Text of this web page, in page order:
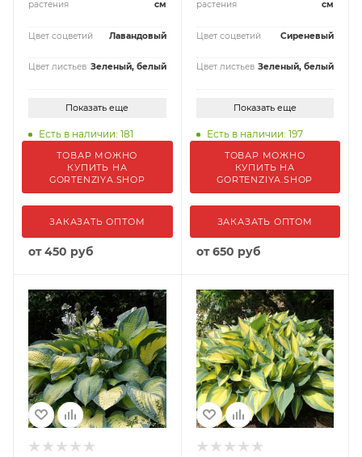
растения
см
Цвет соцветий Лавандовый
Цвет листьев Зеленый, белый
Показать еще
Есть в наличии: 181
ТОВАР МОЖНО
КУПИТЬ НА
GORTENZIYA.SHOP
ЗАКАЗАТЬ ОПТОМ
от450 руб
растения
см
Цвет соцветий Сиреневый
Цвет листьев Зеленый, белый
Показать еще
Есть в наличии: 197
ТОВАР МОЖНО
КУПИТЬ НА
GORTENZIYA.SHOP
ЗАКАЗАТЬ ОПТОМ
от650 руб